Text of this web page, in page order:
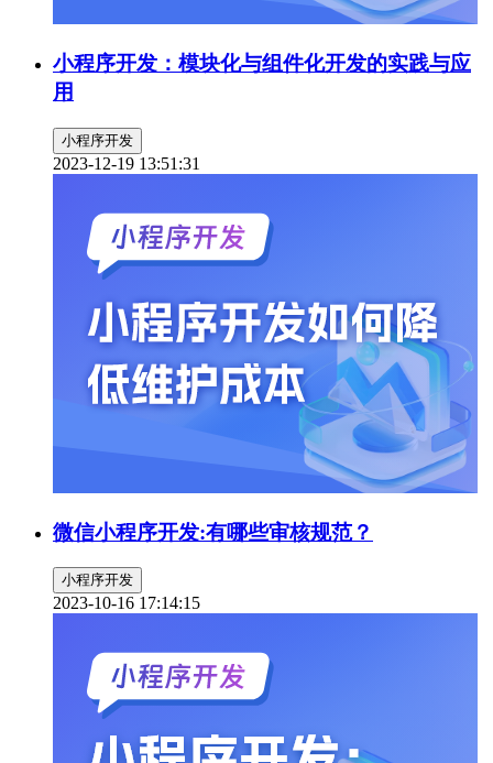
小程序开发：模块化与组件化开发的实践与应
用
小程序开发
2023-12-19 13:51:31
微信小程序开发:有哪些审核规范？
小程序开发
2023-10-16 17:14:15